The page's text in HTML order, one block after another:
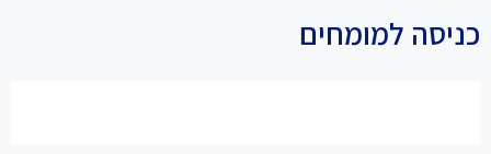
כניסה למומחים